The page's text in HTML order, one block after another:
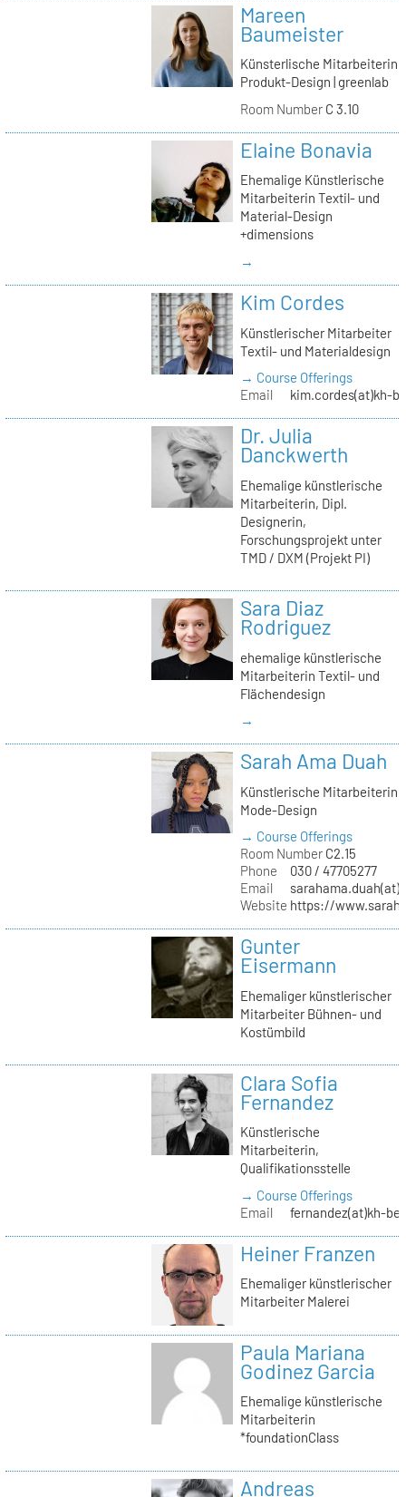
Mareen
Baumeister
Künsterlische Mitarbeiterin
Produkt-Design | greenlab
Room NumberC 3.10
Elaine Bonavia
Ehemalige Künstlerische
Mitarbeiterin Textil- und
Material-Design
+dimensions
→
Kim Cordes
Künstlerischer Mitarbeiter
Textil- und Materialdesign
→ Course Offerings
Email
kim.cordes(at)kh-
Dr. Julia
Danckwerth
Ehemalige künstlerische
Mitarbeiterin, Dipl.
Designerin,
Forschungsprojekt unter
TMD / DXM (Projekt PI)
Sara Diaz
Rodriguez
ehemalige künstlerische
Mitarbeiterin Textil- und
Flächendesign
→
Sarah Ama Duah
Künstlerische Mitarbeiterin
Mode-Design
→ Course Offerings
Room NumberC2.15
Phone
030 / 47705277
Email
Website https://
Gunter
Eisermann
Ehemaliger künstlerischer
Mitarbeiter Bühnen- und
Kostümbild
Clara Sofia
Fernandez
Künstlerische
Mitarbeiterin,
Qualifikationsstelle
→ Course Offerings
Email
fernandez(at)kh-
Heiner Franzen
Ehemaliger künstlerischer
Mitarbeiter Malerei
Paula Mariana
Godinez Garcia
Ehemalige künstlerische
Mitarbeiterin
*foundationClass
Andreas